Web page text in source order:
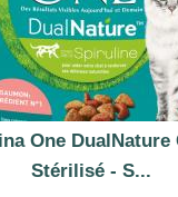
One DualNature
Stérilisé - S...